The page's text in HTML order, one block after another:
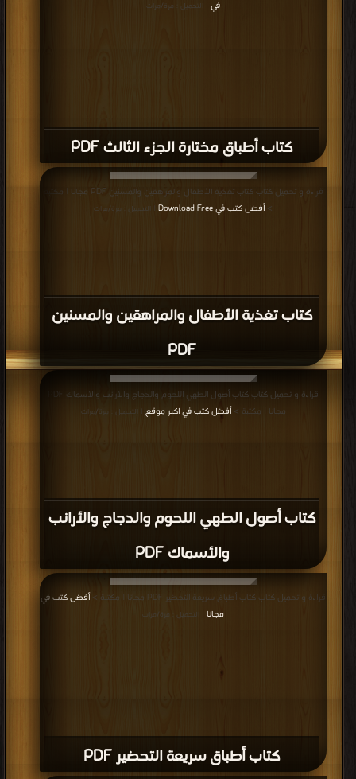
كتاب أطباق مختارة الجزء الثالث PDF
في
| التحميل : مرة/مرات
كتاب تغذية الأطفال والمراهقين والمسنين
PDF
قراءة و تحميل كتاب كتاب تغذية الأطفال والمراهقين والمسنين PDF مجانا | مكتبة
>أفضل كتب في Download Free | التحميل : مرة/مرات
كتاب أصول الطهي اللحوم والدجاج والأرانب
والأسماك PDF
قراءة و تحميل كتاب كتاب أصول الطهي اللحوم والدجاج والأرانب والأسماك PDF
مجانا | مكتبة >أفضل كتب في اكبر موقع | التحميل : مرة/مرات
كتاب أطباق سريعة التحضير PDF
قراءة و تحميل كتاب كتاب أطباق سريعة التحضير PDF مجانا | مكتبة >
أفضل كتب في
مجانا | التحميل : مرة/مرات